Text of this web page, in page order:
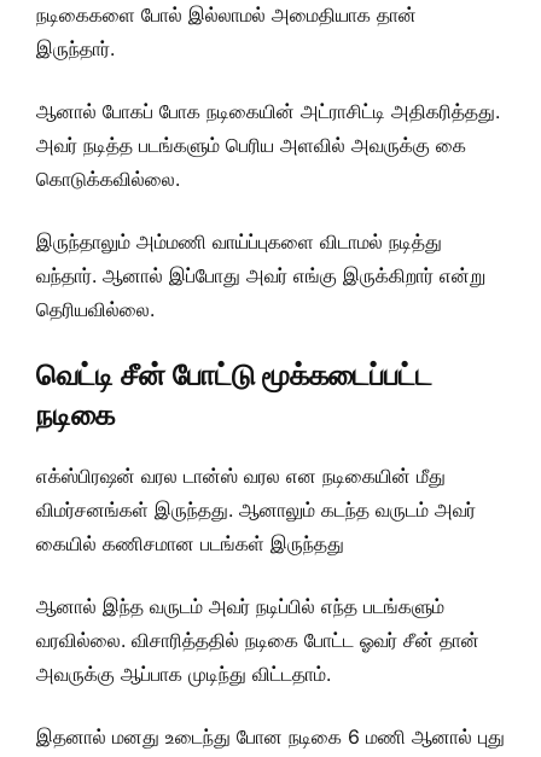
நடிகைகளை போல் இல்லாமல் அமைதியாக தான்
இருந்தார்.
ஆனால் போகப் போக நடிகையின் அட்ராசிட்டி அதிகரித்தது.
அவர் நடித்த படங்களும் பெரிய அளவில் அவருக்கு கை
கொடுக்கவில்லை.
இருந்தாலும் அம்மணி வாய்ப்புகளை விடாமல் நடித்து
வந்தார். ஆனால் இப்போது அவர் எங்கு இருக்கிறார் என்று
தெரியவில்லை.
வெட்டி சீன் போட்டு மூக்கடைப்பட்ட
நடிகை
எக்ஸ்பிரஷன் வரல டான்ஸ் வரல என நடிகையின் மீது
விமர்சனங்கள் இருந்தது. ஆனாலும் கடந்த வருடம் அவர்
கையில் கணிசமான படங்கள் இருந்தது
ஆனால் இந்த வருடம் அவர் நடிப்பில் எந்த படங்களும்
வரவில்லை. விசாரித்ததில் நடிகை போட்ட ஓவர் சீன் தான்
அவருக்கு ஆப்பாக முடிந்து விட்டதாம்.
இதனால் மனது உடைந்து போன நடிகை 6 மணி ஆனால் புது